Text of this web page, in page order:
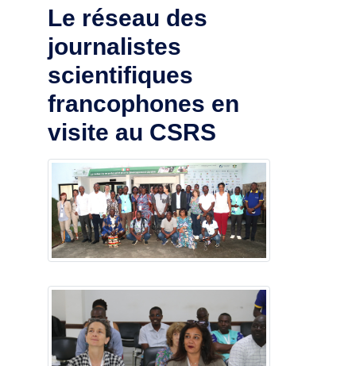
Le réseau des
journalistes
scientifiques
francophones en
visite au CSRS